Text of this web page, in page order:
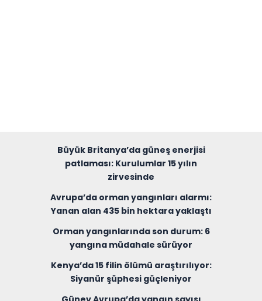
Büyük Britanya’da güneş enerjisi
patlaması: Kurulumlar 15 yılın
zirvesinde
Avrupa’da orman yangınları alarmı:
Yanan alan 435 bin hektara yaklaştı
Orman yangınlarında son durum: 6
yangına müdahale sürüyor
Kenya’da 15 filin ölümü araştırılıyor:
Siyanür şüphesi güçleniyor